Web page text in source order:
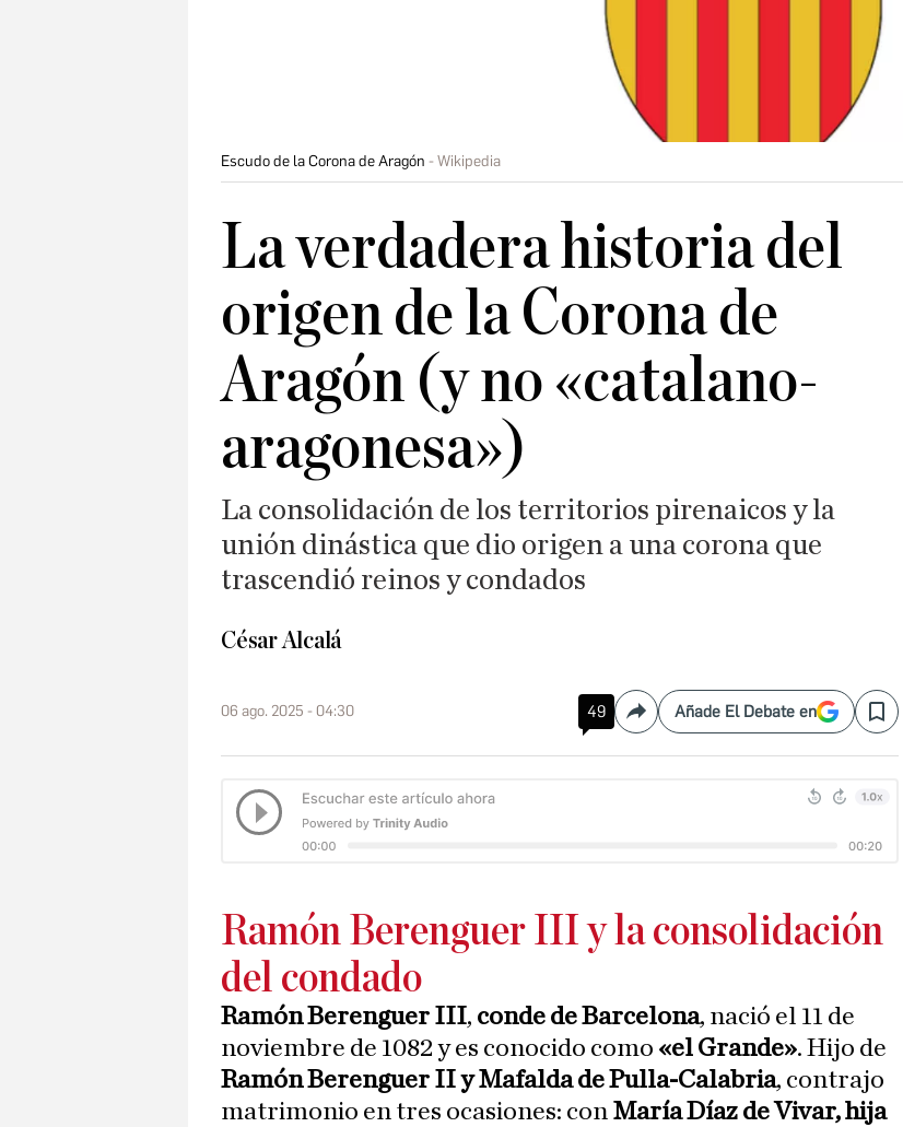
Escudo de la Corona de Aragón Wikipedia
La verdadera historia del
origen de la Corona de
Aragón (y no «catalano-
aragonesa»)
La consolidación de los territorios pirenaicos y la
unión dinástica que dio origen a una corona que
trascendió reinos y condados
César Alcalá
06 ago. 2025 - 04:30 49 CompartirAñade El Debate en Save
Ramón Berenguer III y la consolidación
del condado
Ramón Berenguer III, conde de Barcelona, nació el 11 de
noviembre de 1082 y es conocido como «el Grande». Hijo de
Ramón Berenguer II y Mafalda de Pulla-Calabria, contrajo
matrimonio en tres ocasiones: con María Díaz de Vivar, hija